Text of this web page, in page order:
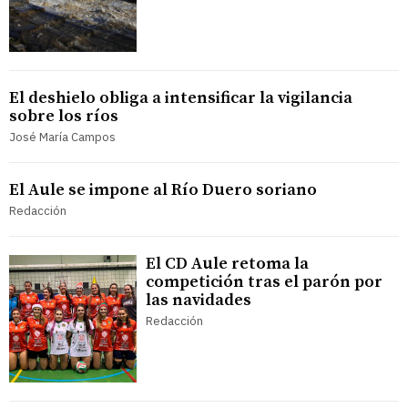
El deshielo obliga a intensificar la vigilancia
sobre los ríos
José María Campos
El Aule se impone al Río Duero soriano
Redacción
El CD Aule retoma la
competición tras el parón por
las navidades
Redacción